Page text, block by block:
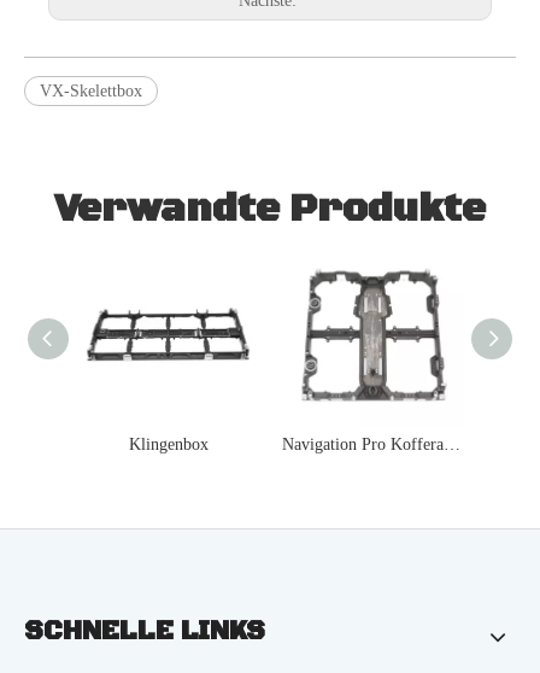
VX-Skelettbox
Verwandte Produkte
Klingenbox Navigation Pro Kofferaufbau
SCHNELLE LINKS